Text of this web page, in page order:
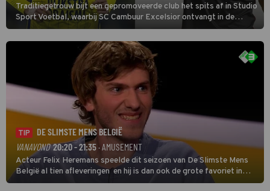
Traditiegetrouw bijt een gepromoveerde club het spits af in Studio
Sport Voetbal, waarbij SC Cambuur Excelsior ontvangt in de
eerste wedstrijd van het nieuwe Eredivisieseizoen. De nieuwe
oefenmeester is Johan Plat en hij wil aanvallend voetballen.
TIP
DE SLIMSTE MENS BELGIË
VANAVOND 20:20 - 21:35· AMUSEMENT
Acteur Felix Heremans speelde dit seizoen van De Slimste Mens
België al tien afleveringen en hij is dan ook de grote favoriet in
deze seizoensfinale. En er is Nederlandse inbreng, want komiek